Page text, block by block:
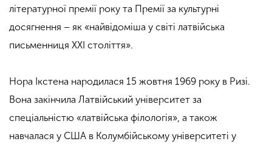
літературної премії року та Премії за культурні
досягнення – як «найвідоміша у світі латвійська
письменниця ХХІ століття».
Нора Ікстена народилася 15 жовтня 1969 року в Ризі.
Вона закінчила Латвійський університет за
спеціальністю «латвійська філологія», а також
навчалася у США в Колумбійському університеті у